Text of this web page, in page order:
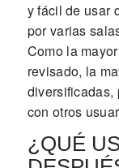
y fácil de usar
por varias
Como la
revisado, la
diversificadas,
con otros
¿QUÉ